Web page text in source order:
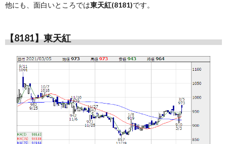
他にも、面白いところでは東天紅(8181)です。
【8181】東天紅